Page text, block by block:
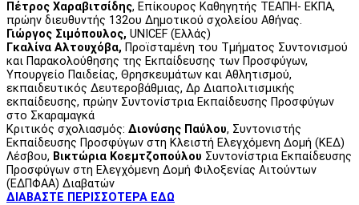
Πέτρος Χαραβιτσίδης, Επίκουρος Καθηγητής ΤΕΑΠΗ- ΕΚΠΑ,
πρώην διευθυντής 132ου Δημοτικού σχολείου Αθήνας.
Γιώργος Σιμόπουλος, UNICEF (Ελλάς)
Γκαλίνα Αλτουχόβα, Προϊσταμένη του Τμήματος Συντονισμού
και Παρακολούθησης της Εκπαίδευσης των Προσφύγων,
Υπουργείο Παιδείας, Θρησκευμάτων και Αθλητισμού,
εκπαιδευτικός Δευτεροβάθμιας, Δρ Διαπολιτισμικής
εκπαίδευσης, πρώην Συντονίστρια Εκπαίδευσης Προσφύγων
στο Σκαραμαγκά
Κριτικός σχολιασμός: Διονύσης Παύλου, Συντονιστής
Εκπαίδευσης Προσφύγων στη Κλειστή Ελεγχόμενη Δομή (ΚΕΔ)
Λέσβου, Βικτώρια Κοεμτζοπούλου Συντονίστρια Εκπαίδευσης
Προσφύγων στη Ελεγχόμενη Δομή Φιλοξενίας Αιτούντων
(ΕΔΠΦΑΑ) Διαβατών
ΔΙΑΒΑΣΤΕ ΠΕΡΙΣΣΟΤΕΡΑ ΕΔΩ